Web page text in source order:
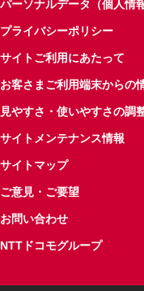
パーソナルデータ（個人情
プライバシーポリシー
サイトご利用にあたって
お客さまご利用端末からの
見やすさ・使いやすさの調
サイトメンテナンス情報
サイトマップ
ご意見・ご要望
お問い合わせ
NTTドコモグループ